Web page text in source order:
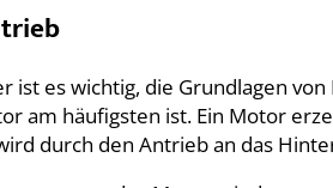
ist es wichtig, die Grundlagen
am häufigsten ist. Ein Motor
durch den Antrieb an das